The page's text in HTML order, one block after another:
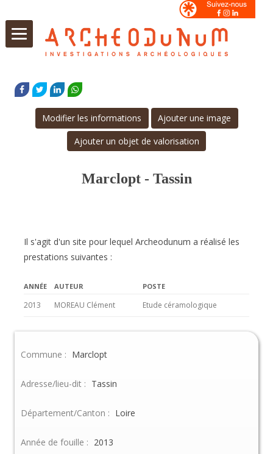
FACEBOOK
TWITTERLINKEDIN
Modifier les informations
Ajouter une image
Ajouter un objet de valorisation
Marclopt - Tassin
Il s'agit d'un site pour lequel Archeodunum a réalisé les
prestations suivantes :
ANNÉE AUTEUR POSTE
2013 MOREAU Clément Etude céramologique
Commune : Marclopt
Adresse/lieu-dit : Tassin
Département/Canton : Loire
Année de fouille : 2013